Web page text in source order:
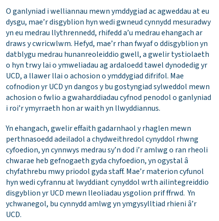
O ganlyniad i welliannau mewn ymddygiad ac agweddau at eu
dysgu, mae’r disgyblion hyn wedi gwneud cynnydd mesuradwy
yn eu medrau llythrennedd, rhifedd a’u medrau ehangach ar
draws y cwricwlwm. Hefyd, mae’r rhan fwyaf o ddisgyblion yn
datblygu medrau hunanreoleiddio gwell, a gwelir tystiolaeth
o hyn trwy lai o ymweliadau ag ardaloedd tawel dynodedig yr
UCD, a llawer llai o achosion o ymddygiad difrifol. Mae
cofnodion yr UCD yn dangos y bu gostyngiad sylweddol mewn
achosion o fwlio a gwaharddiadau cyfnod penodol o ganlyniad
i roi’r ymyrraeth hon ar waith yn llwyddiannus.
Yn ehangach, gwelir effaith gadarnhaol y rhaglen mewn
perthnasoedd adeiladol a chydweithredol cynyddol rhwng
cyfoedion, yn cynnwys medrau sy’n dod i’r amlwg o ran rheoli
chwarae heb gefnogaeth gyda chyfoedion, yn ogystal â
chyfathrebu mwy priodol gyda staff. Mae’r materion cyfunol
hyn wedi cyfrannu at lwyddiant cynyddol wrth ailintegreiddio
disgyblion yr UCD mewn lleoliadau ysgolion prif ffrwd. Yn
ychwanegol, bu cynnydd amlwg yn ymgysylltiad rhieni â’r
UCD.